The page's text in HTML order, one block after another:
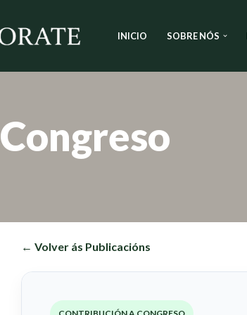
INICIO SOBRE NÓS
Congreso
← Volver ás Publicacións